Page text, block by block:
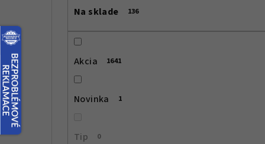
Na sklade 136
Akcia 1641
Novinka 1
Tip 0